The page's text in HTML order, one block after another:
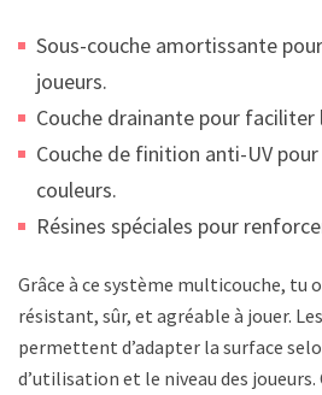
Sous-couche amortissante
joueurs.
Couche drainante pour faciliter
Couche de finition anti-UV
couleurs.
Résines spéciales pour
Grâce à ce système multicouche, tu
résistant, sûr, et agréable à jouer.
permettent d’adapter la surface
d’utilisation et le niveau des joueurs.